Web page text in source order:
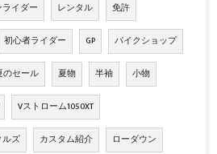
イダー レンタル 免許
初心者ライダー GP バイクショップ
のセール 夏物 半袖 小物
Vストローム1050XT
ズ カスタム紹介 ローダウン